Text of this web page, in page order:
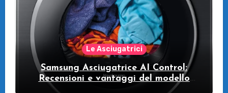
Le Asciugatrici
Samsung Asciugatrice AI Control:
Recensioni e vantaggi del modello